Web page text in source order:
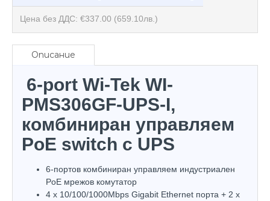
Цена без ДДС: €337.00 (659.10лв.)
Описание
6-port Wi-Tek WI-
PMS306GF-UPS-I,
комбиниран управляем
PoE switch с UPS
6-портов комбиниран управляем индустриален
PoE мрежов комутатор
4 х 10/100/1000Mbps Gigabit Ethernet порта + 2 x